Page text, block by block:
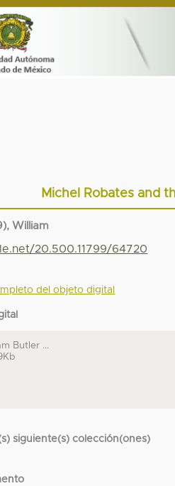
Michel Robates and
William
20.500.11799/64720
del objeto digital
Butler ...
siguiente(s) colección(ones)